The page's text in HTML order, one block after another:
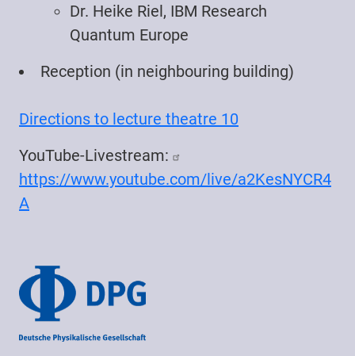
Dr. Heike Riel, IBM Research
Quantum Europe
Reception (in neighbouring building)
Directions to lecture theatre 10
YouTube-Livestream:
https://www.youtube.com/live/a2KesNYCR4
A